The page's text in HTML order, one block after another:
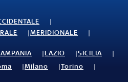
MERIDIONALE
LAZIO
SICILIA
Milano
Torino